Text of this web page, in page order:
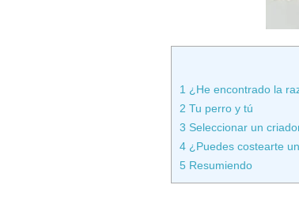
1 ¿He encontrado la
2 Tu perro y tú
3 Seleccionar un
4 ¿Puedes costearte
5 Resumiendo